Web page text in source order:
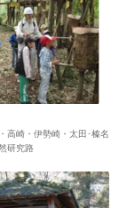
高崎・伊勢崎・太田･榛名
研究路